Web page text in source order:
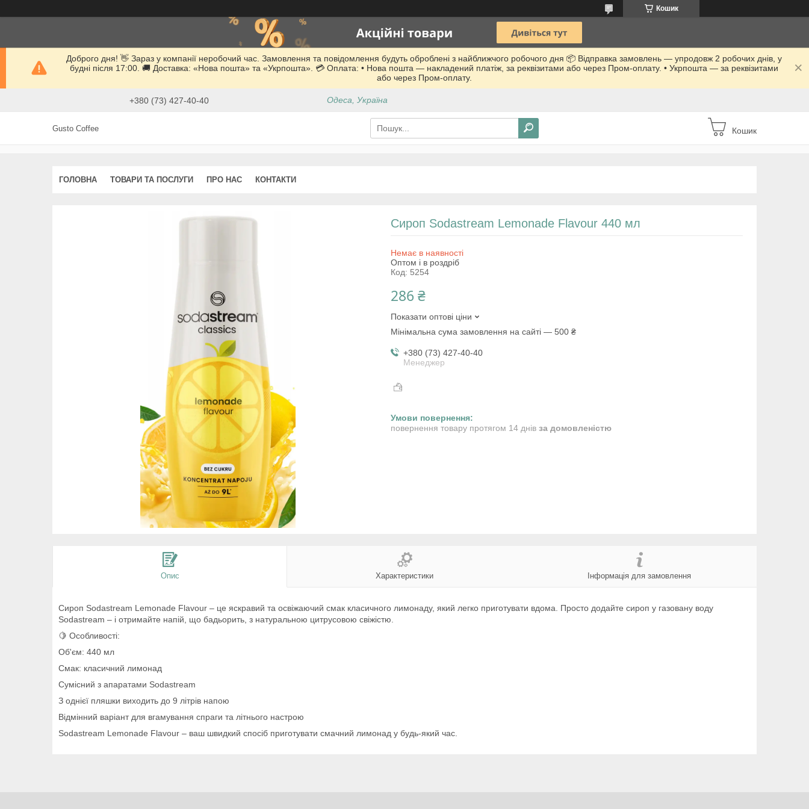
Кошик
Доброго дня! 👋 Зараз у компанії неробочий час. Замовлення та повідомлення будуть оброблені з найближчого робочого дня 📦 Відправка замовлень — упродовж 2 робочих днів, у
будні після 17:00. 🚚 Доставка: «Нова пошта» та «Укрпошта». 💳 Оплата: • Нова пошта — накладений платіж, за реквізитами або через Пром-оплату. • Укрпошта — за реквізитами
або через Пром-оплату.
+380 (73) 427-40-40 Одеса, Україна
Gusto Coffee Кошик
ГОЛОВНА ТОВАРИ ТА ПОСЛУГИ ПРО НАС КОНТАКТИ
Сироп Sodastream Lemonade Flavour 440 мл
Немає в наявності
Оптом і в роздріб
Код: 5254
286 ₴
Показати оптові ціни
Мінімальна сума замовлення на сайті — 500 ₴
+380 (73) 427-40-40
Менеджер
повернення товару протягом 14 днів за домовленістю
Опис Характеристики Інформація для замовлення
Сироп Sodastream Lemonade Flavour – це яскравий та освіжаючий смак класичного лимонаду, який легко приготувати вдома. Просто додайте сироп у газовану воду
Sodastream – і отримайте напій, що бадьорить, з натуральною цитрусовою свіжістю.
🍋 Особливості:
Об'єм: 440 мл
Смак: класичний лимонад
Сумісний з апаратами Sodastream
З однієї пляшки виходить до 9 літрів напою
Відмінний варіант для вгамування спраги та літнього настрою
Sodastream Lemonade Flavour – ваш швидкий спосіб приготувати смачний лимонад у будь-який час.